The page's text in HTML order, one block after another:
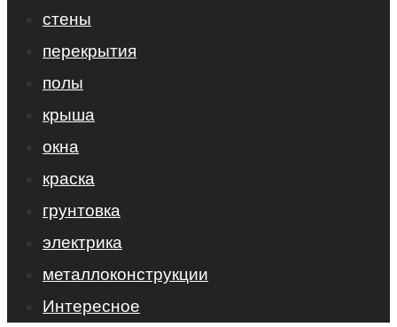
стены
перекрытия
полы
крыша
окна
краска
грунтовка
электрика
металлоконструкции
Интересное